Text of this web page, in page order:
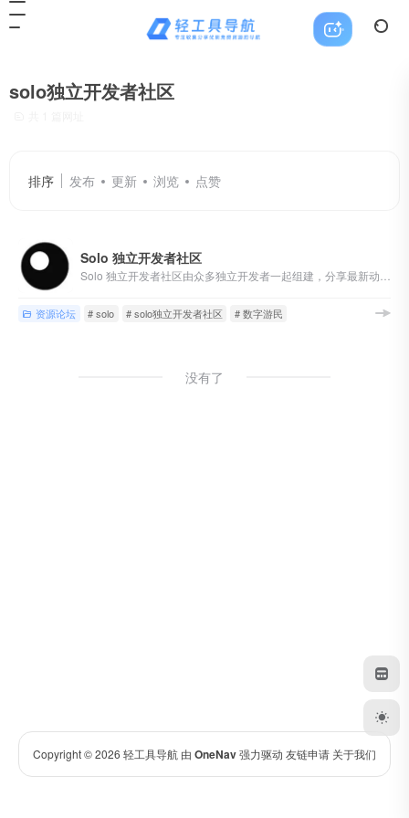
solo独立开发者社区
排序 发布 更新 浏览 点赞
Solo 独立开发者社区
资源论坛 # solo # solo独立开发者社区 # 数字游民
没有了
Copyright © 2026 轻工具导航 由 OneNav强力驱动 友链申请 关于我们